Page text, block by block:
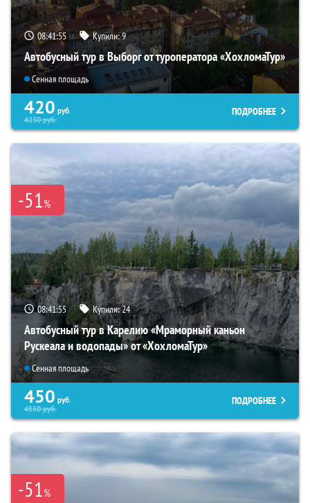
08:41:54 Купили:9
Автобусный тур в Выборг от туроператора «ХохломаТур»
Сенная площадь
420 руб.
4230руб.
ПОДРОБНЕЕ
-51%
08:41:54 Купили:24
Автобусный тур в Карелию «Мраморный каньон
Рускеала и водопады» от «ХохломаТур»
Сенная площадь
450 руб.
4550руб.
ПОДРОБНЕЕ
-51%